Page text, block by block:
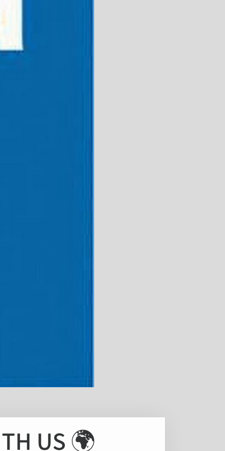
🌍 STAND WITH US – תכנית מנהיגות והסברה בינלאומית